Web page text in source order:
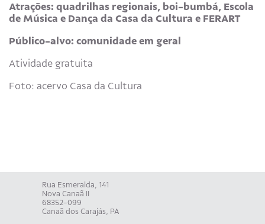
Atrações: quadrilhas regionais, boi-bumbá, Escola
de Música e Dança da Casa da Cultura e FERART
Público-alvo: comunidade em geral
Atividade gratuita
Foto: acervo Casa da Cultura
Rua Esmeralda, 141
Nova Canaã II
68352-099
Canaã dos Carajás, PA